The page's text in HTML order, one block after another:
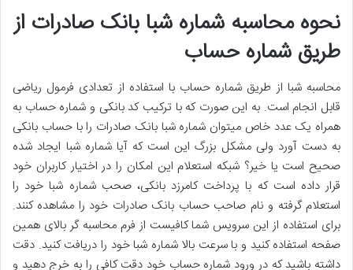
نحوه محاسبه شماره شبا بانک صادرات از
طریق شماره حساب
محاسبه شبا از طریق شماره حساب با استفاده از تعدادی فرمول ریاضی
قابل انجام است. به این صورت که با ترکیب کد بانکی و شماره حساب به
همراه یک عدد خاص میتوان شماره شبا بانک صادرات را با حساب بانکی
به دست آورد ولی مشکل بزرگ این است که آیا شماره شبا ایجاد شده
صحیح است یا خیر؟ شبکه استعلام این امکان را در اختیار کاربران خود
قرار داده است که با پرداخت کامرزد بانکی، صحب شماره شبا خود را
استعلام گرفته و نام صاحب حساب بانک صادرات خود را مشاهده کنند.
برای استفاده از این سرویس شما کافیست از فرم محاسبه گر بالای همین
صفحه استفاده کنید و با سرعت بالا شماره شبا خود را دریافت کنید. دقت
داشته باشید که در ورود شماره حساب خود دقت کافی را به خرج دهید و